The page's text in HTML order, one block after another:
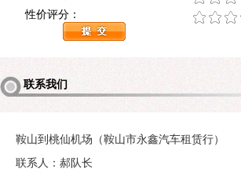
性价评分：
联系我们
鞍山到桃仙机场（鞍山市永鑫汽车租赁行）
联系人：郝队长